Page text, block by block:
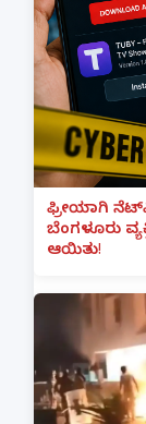
ಫ್ರೀಯಾಗಿ
ಬೆಂಗಳೂರು
ಆಯಿತು!